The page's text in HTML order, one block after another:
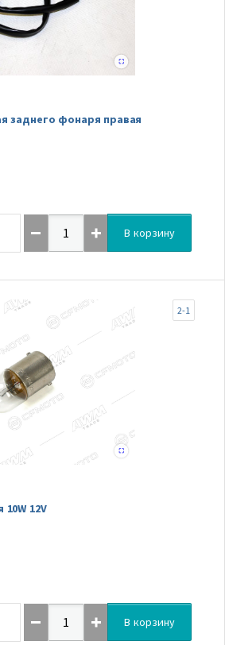
заднего фонаря правая
В корзину
12V
2-1
В корзину